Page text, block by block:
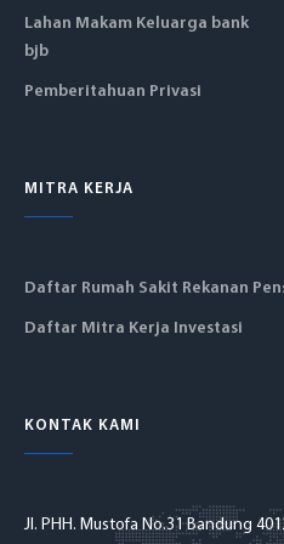
Lahan Makam Keluarga bank
bjb
Pemberitahuan Privasi
MITRA KERJA
Daftar Rumah Sakit Rekanan
Daftar Mitra Kerja Investasi
KONTAK KAMI
Jl. PHH. Mustofa No.31 Bandung